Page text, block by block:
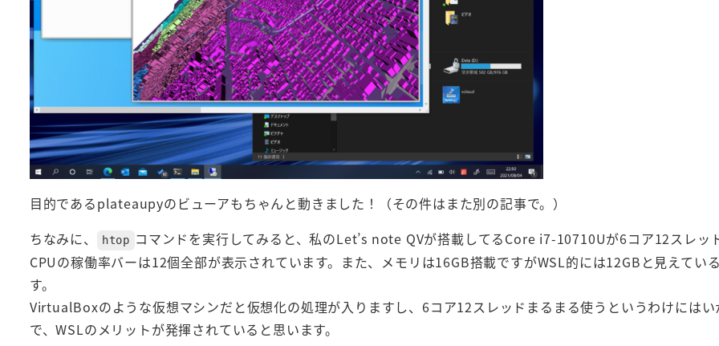
目的であるplateaupyのビューアもちゃんと動きました！（その件はまた別の記事で。）
ちなみに、
htop コマンドを実行してみると、私のLet’s note QVが搭載してるCore i7-10710Uが6コア12スレッ
CPUの稼働率バーは12個全部が表示されています。また、メモリは16GB搭載ですがWSL的には12GBと見えてい
す。
VirtualBoxのような仮想マシンだと仮想化の処理が入りますし、6コア12スレッドまるまる使うというわけには
で、WSLのメリットが発揮されていると思います。